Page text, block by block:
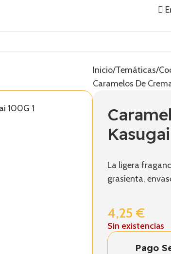
Inicio Temáticas
Caramelos De
La ligera
grasienta,
4,25€
Sin existencias
Pago